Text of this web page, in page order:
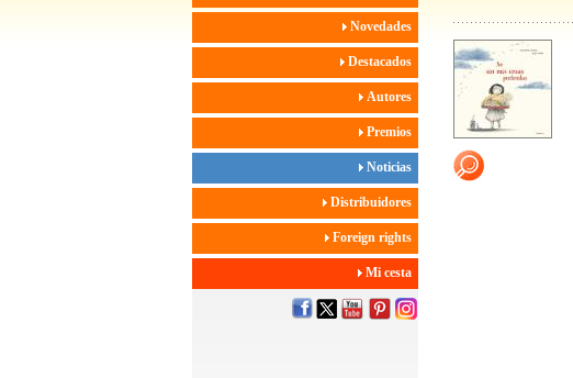
Novedades
Destacados
Autores
Premios
Noticias
Distribuidores
Foreign rights
Mi cesta